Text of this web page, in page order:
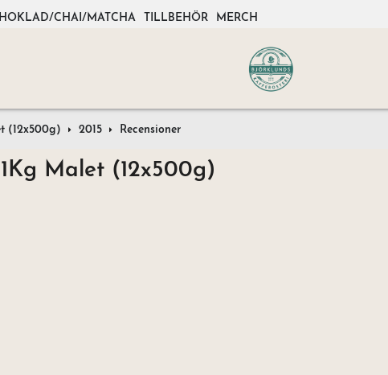
CHAI/MATCHA TILLBEHÖR MERCH
(12x500g) 2015 Recensioner
Malet (12x500g)